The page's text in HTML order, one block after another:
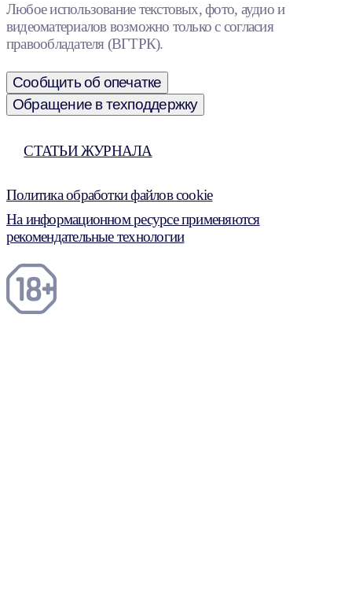
Любое использование текстовых, фото, аудио и
видеоматериалов возможно только с согласия
правообладателя (ВГТРК).
Сообщить об опечатке
Обращение в техподдержку
СТАТЬИ ЖУРНАЛА
Политика обработки файлов cookie
На информационном ресурсе применяются
рекомендательные технологии